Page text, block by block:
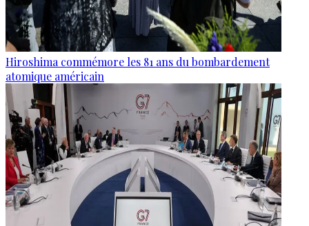
Hiroshima commémore les 81 ans du bombardement
atomique américain